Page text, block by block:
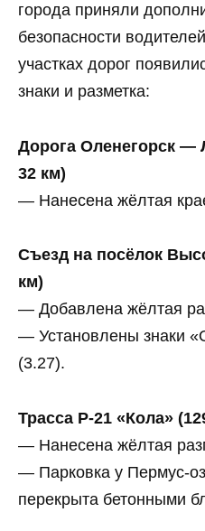
города приняли
безопасности
участках дорог
знаки и разметка:
Дорога Оленегорск —
32 км)
— Нанесена жёлтая
Съезд на посёлок
км)
— Добавлена жёлтая
— Установлены знаки
(3.27).
Трасса Р-21 «Кола»
— Нанесена жёлтая
— Парковка у Пермус-
перекрыта бетонными